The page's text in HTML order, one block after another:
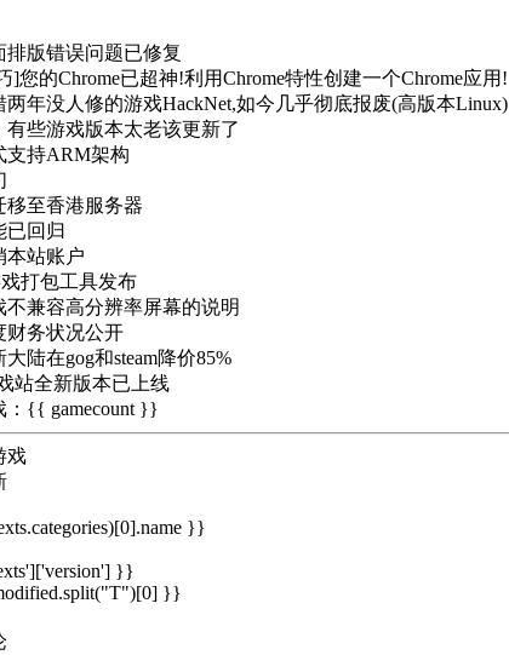
排版错误问题已修复
]您的Chrome已超神!利用Chrome特性创建一个Chrome应用!
两年没人修的游戏HackNet,如今几乎彻底报废(高版本Linux)
有些游戏版本太老该更新了
支持ARM架构
移至香港服务器
已回归
本站账户
戏打包工具发布
不兼容高分辨率屏幕的说明
财务状况公开
陆在gog和steam降价85%
站全新版本已上线
：{{ gamecount }}
戏
}}
}}
}}